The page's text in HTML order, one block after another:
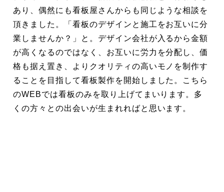
あり、偶然にも看板屋さんからも同じような相談を
頂きました。「看板のデザインと施工をお互いに分
業しませんか？」と。デザイン会社が入るから金額
が高くなるのではなく、お互いに労力を分配し、価
格も据え置き、よりクオリティの高いモノを制作す
ることを目指して看板製作を開始しました。こちら
のWEBでは看板のみを取り上げてまいります。多
くの方々との出会いが生まれればと思います。